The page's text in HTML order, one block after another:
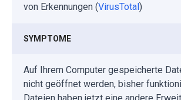
von Erkennungen (VirusTotal)
SYMPTOME
Auf Ihrem Computer gespeicherte
nicht geöffnet werden, bisher